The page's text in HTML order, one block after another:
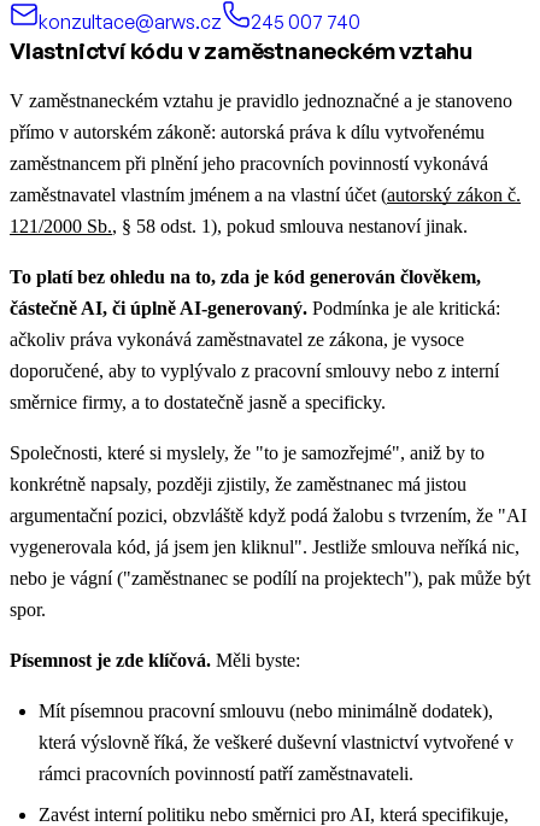
konzultace@arws.cz
245 007 740
Vlastnictví kódu v zaměstnaneckém vztahu
V zaměstnaneckém vztahu je pravidlo jednoznačné a je stanoveno
přímo v autorském zákoně: autorská práva k dílu vytvořenému
zaměstnancem při plnění jeho pracovních povinností vykonává
zaměstnavatel vlastním jménem a na vlastní účet (autorský zákon č.
121/2000 Sb., § 58 odst. 1), pokud smlouva nestanoví jinak.
To platí bez ohledu na to, zda je kód generován člověkem,
částečně AI, či úplně AI-generovaný. Podmínka je ale kritická:
ačkoliv práva vykonává zaměstnavatel ze zákona, je vysoce
doporučené, aby to vyplývalo z pracovní smlouvy nebo z interní
směrnice firmy, a to dostatečně jasně a specificky.
Společnosti, které si myslely, že "to je samozřejmé", aniž by to
konkrétně napsaly, později zjistily, že zaměstnanec má jistou
argumentační pozici, obzvláště když podá žalobu s tvrzením, že "AI
vygenerovala kód, já jsem jen kliknul". Jestliže smlouva neříká nic,
nebo je vágní ("zaměstnanec se podílí na projektech"), pak může být
spor.
Písemnost je zde klíčová. Měli byste:
Mít písemnou pracovní smlouvu (nebo minimálně dodatek),
která výslovně říká, že veškeré duševní vlastnictví vytvořené v
rámci pracovních povinností patří zaměstnavateli.
Zavést interní politiku nebo směrnici pro AI, která specifikuje,